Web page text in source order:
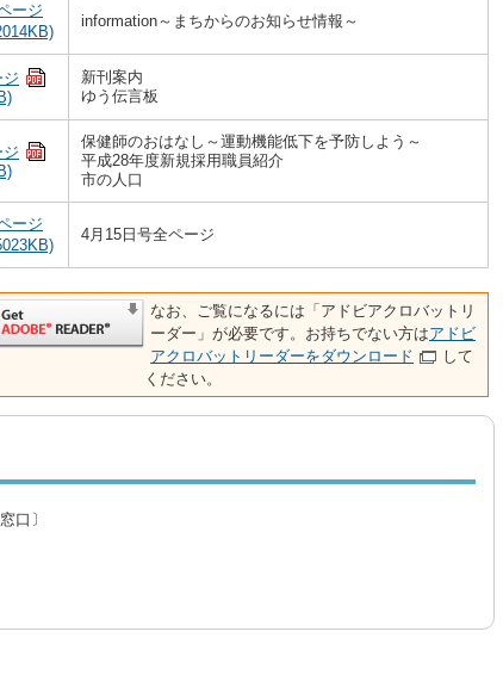
ージ
information～まちからのお知らせ情報～
ジ
新刊案内
ゆう伝言板
ジ
保健師のおはなし～運動機能低下を予防しよう～
平成28年度新規採用職員紹介
市の人口
ージ
4月15日号全ページ
なお、ご覧になるには「アドビアクロバットリ
ーダー」が必要です。お持ちでない方はアドビ
アクロバットリーダーをダウンロード
して
ください。
口〕